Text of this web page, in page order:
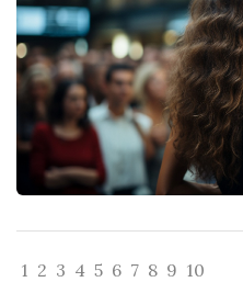
1 2 3 4 5 6 7 8 9 10